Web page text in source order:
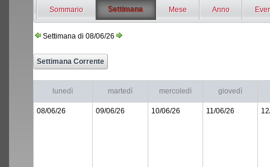
Sommario Settimana Mese Anno
Settimana di 08/06/26
lunedì martedì mercoledì giovedì
08/06/26 09/06/26 10/06/26 11/06/26